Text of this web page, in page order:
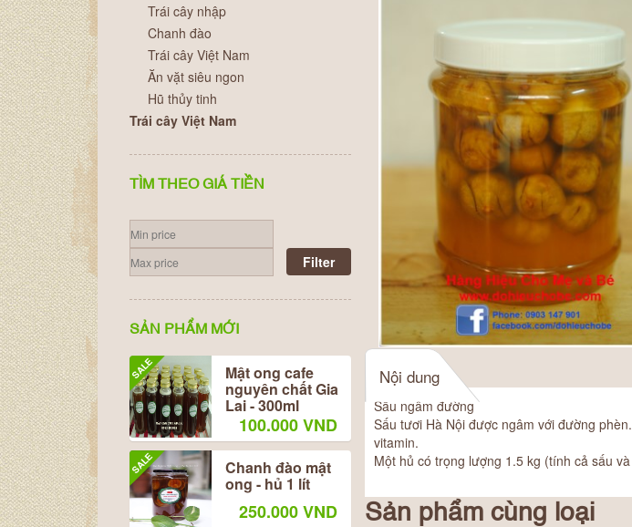
Nội dung
Sấu ngâm đường
Sấu tươi Hà Nội được ngâm với đường
vitamin.
Một hủ có trọng lượng 1.5 kg (tính cả sấu
Sản phẩm cùng loại
Trái cây nhập
Chanh đào
Trái cây Việt Nam
Ăn vặt siêu ngon
Hũ thủy tinh
Trái cây Việt Nam
TÌM THEO GIÁ TIỀN
Filter
SẢN PHẨM MỚI
SALE Mật ong cafe
nguyên chất Gia
Lai - 300ml
100.000 VND
SALE Chanh đào mật
ong - hủ 1 lít
250.000 VND